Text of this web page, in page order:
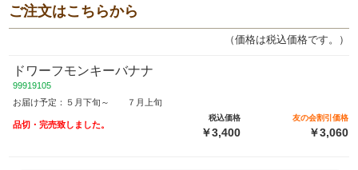
ご注文はこちらから
（価格は税込価格です。）
ドワーフモンキーバナナ
99919105
お届け予定：５月下旬～ ７月上旬
品切・完売致しました。
税込価格
￥3,400
友の会割引価格
￥3,060